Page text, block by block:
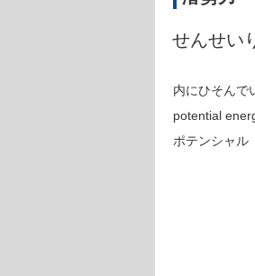
せんせい
内にひそんで
potential
ポテンシャ